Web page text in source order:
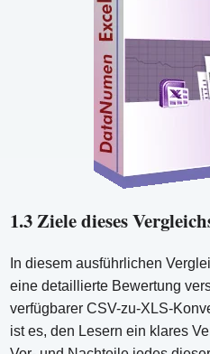
1.3 Ziele dieses
In diesem ausführlichen
eine detaillierte Bewertung
verfügbarer CSV-zu-XLS-
ist es, den Lesern ein klares